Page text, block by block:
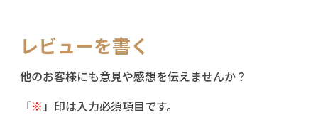
レビューを書く
他のお客様にも意見や感想を伝えませんか？
「※ 」印は入力必須項目です。